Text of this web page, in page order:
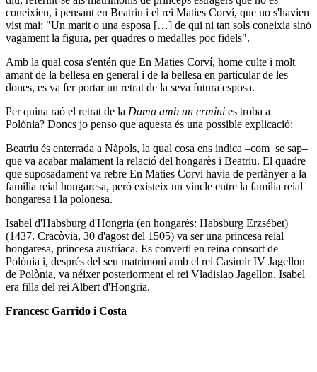
coneixien, i pensant en Beatriu i el rei Maties Corví, que no s'havien
vist mai: "Un marit o una esposa […] de qui ni tan sols coneixia sinó
vagament la figura, per quadres o medalles poc fidels".
Amb la qual cosa s'entén que En Maties Corví, home culte i molt
amant de la bellesa en general i de la bellesa en particular de les
dones, es va fer portar un retrat de la seva futura esposa.
Per quina raó el retrat de la Dama amb un ermini es troba a
Polònia? Doncs jo penso que aquesta és una possible explicació:
Beatriu és enterrada a Nàpols, la qual cosa ens indica –com se sap–
que va acabar malament la relació del hongarès i Beatriu. El quadre
que suposadament va rebre En Maties Corvi havia de pertànyer a la
familia reial hongaresa, però existeix un vincle entre la familia reial
hongaresa i la polonesa.
Isabel d'Habsburg d'Hongria (en hongarès: Habsburg Erzsébet)
(1437. Cracòvia, 30 d'agost del 1505) va ser una princesa reial
hongaresa, princesa austríaca. Es converti en reina consort de
Polònia i, després del seu matrimoni amb el rei Casimir IV Jagellon
de Polònia, va néixer posteriorment el rei Vladislao Jagellon. Isabel
era filla del rei Albert d'Hongria.
Francesc Garrido i Costa